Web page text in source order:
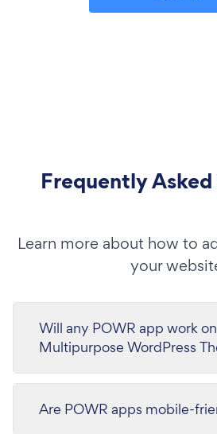
Frequently
Learn more about how to
your
Will any POWR app work
Multipurpose WordPress
Are POWR apps mobile-